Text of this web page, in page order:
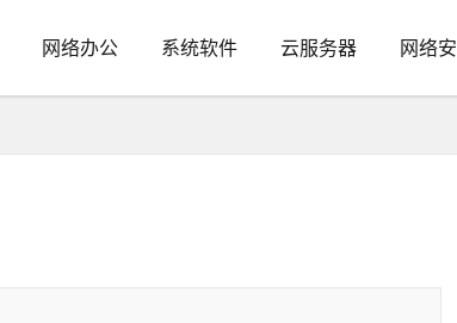
网络办公 系统软件 云服务器 网络